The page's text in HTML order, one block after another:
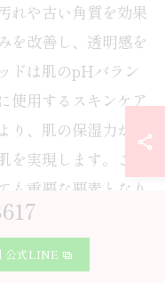
れや古い角質を効果
を改善し、透明感を
ドは肌のpHバラン
使用するスキンケア
、肌の保湿力が向
を実現します。これ
も重要な要素となり
割
公式LINE